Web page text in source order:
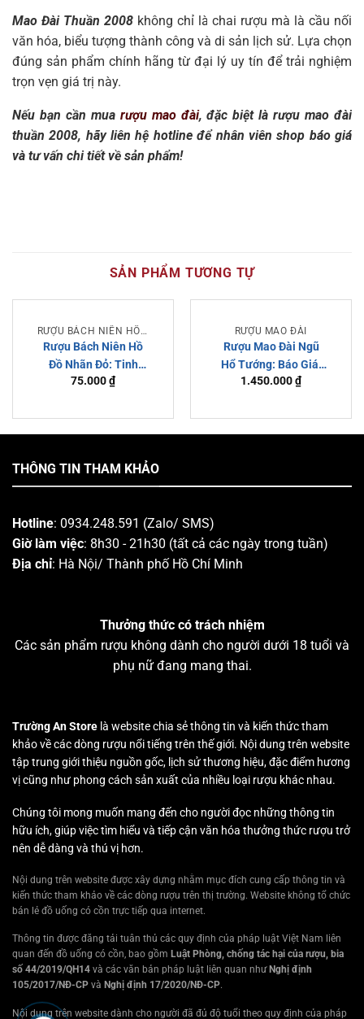
Mao Đài Thuần 2008không chỉ là chai rượu mà là cầu nối
văn hóa, biểu tượng thành công và di sản lịch sử. Lựa chọn
đúng sản phẩm chính hãng từ đại lý uy tín để trải nghiệm
trọn vẹn giá trị này.
Nếu bạn cần mua rượu mao đài, đặc biệt là rượu mao đài
thuần 2008, hãy liên hệ hotline để nhân viên shop báo giá
và tư vấn chi tiết về sản phẩm!
SẢN PHẨM TƯƠNG TỰ
RƯỢU BÁCH NIÊN HỒ ĐỒ
Rượu Bách Niên Hồ
Đồ Nhãn Đỏ: Tinh
Hoa Baijiu Cao Cấp
75.000₫
RƯỢU MAO ĐÀI
Rượu Mao Đài Ngũ
Hổ Tướng: Báo Giá,
Đặc Điểm, Nơi Bán
1.450.000₫
THÔNG TIN THAM KHẢO
Hotline: 0934.248.591 (Zalo/ SMS)
Giờ làm việc: 8h30 - 21h30 (tất cả các ngày trong tuần)
Địa chỉ: Hà Nội/ Thành phố Hồ Chí Minh
Thưởng thức có trách nhiệm
Các sản phẩm rượu không dành cho người dưới 18 tuổi và
phụ nữ đang mang thai.
Trường An Store là website chia sẻ thông tin và kiến thức tham
khảo về các dòng rượu nổi tiếng trên thế giới. Nội dung trên website
tập trung giới thiệu nguồn gốc, lịch sử thương hiệu, đặc điểm hương
vị cũng như phong cách sản xuất của nhiều loại rượu khác nhau.
Chúng tôi mong muốn mang đến cho người đọc những thông tin
hữu ích, giúp việc tìm hiểu và tiếp cận văn hóa thưởng thức rượu trở
nên dễ dàng và thú vị hơn.
Nội dung trên website được xây dựng nhằm mục đích cung cấp thông tin và
kiến thức tham khảo về các dòng rượu trên thị trường. Website không tổ chức
bán lẻ đồ uống có cồn trực tiếp qua internet.
Thông tin được đăng tải tuân thủ các quy định của pháp luật Việt Nam liên
quan đến đồ uống có cồn, bao gồm Luật Phòng, chống tác hại của rượu, bia
số 44/2019/QH14 và các văn bản pháp luật liên quan như Nghị định
105/2017/NĐ-CP và Nghị định 17/2020/NĐ-CP.
Nội dung trên website dành cho người đã đủ độ tuổi theo quy định của pháp